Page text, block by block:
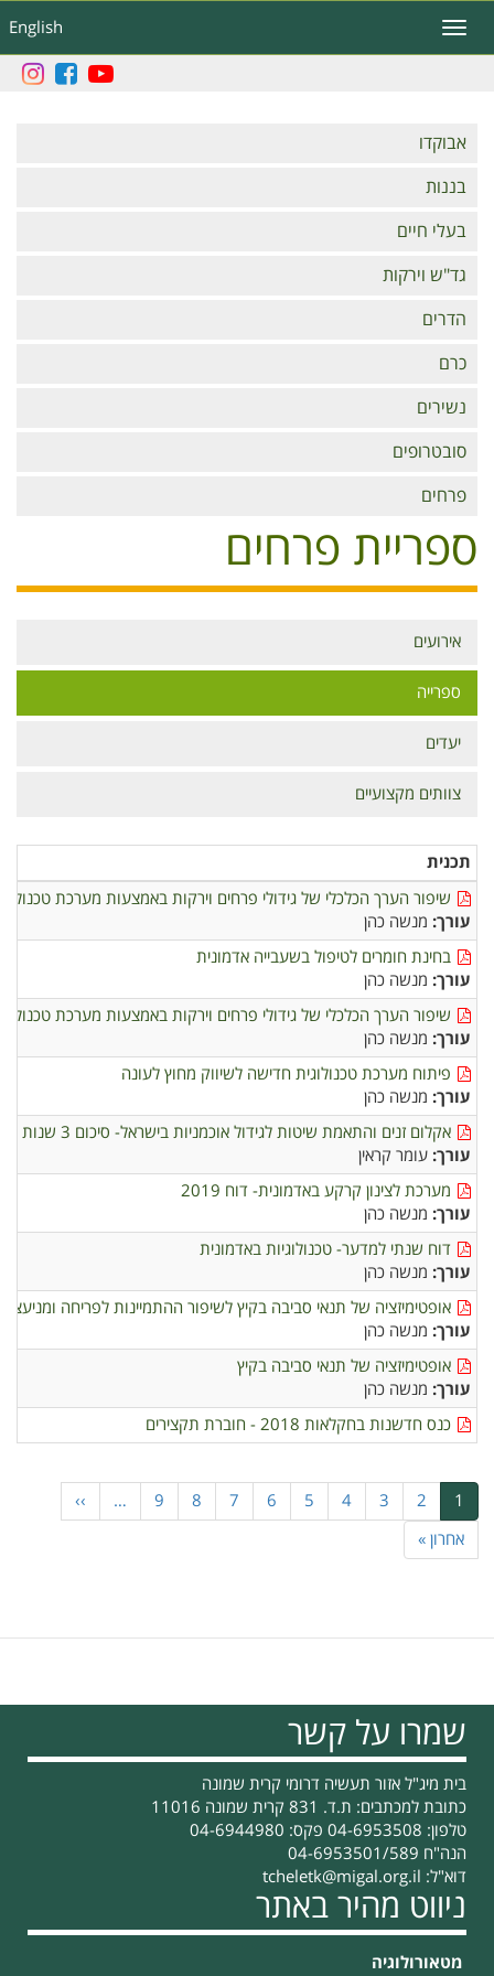
לתוכן
העיקרי
English
Toggle
navigation
Branches
אבוקדו
בננות
בעלי חיים
גד"ש וירקות
הדרים
כרם
נשירים
סובטרופים
פרחים
ספריית פרחים
תפריט
פרחים
אירועים
ספרייה
יעדים
צוותים מקצועיים
תכנית
שיפור הערך הכלכלי של גידולי פרחים וירקות באמצעות מערכת
עורך: מנשה כהן
בחינת חומרים לטיפול בשעבייה אדמונית
עורך: מנשה כהן
שיפור הערך הכלכלי של גידולי פרחים וירקות באמצעות מערכת
עורך: מנשה כהן
פיתוח מערכת טכנולוגית חדישה לשיווק מחוץ לעונה
עורך: מנשה כהן
אקלום זנים והתאמת שיטות לגידול אוכמניות בישראל- סיכום 3 שנות מחקר
עורך: עומר קראין
מערכת לצינון קרקע באדמונית- דוח 2019
עורך: מנשה כהן
דוח שנתי למדער- טכנולוגיות באדמונית
עורך: מנשה כהן
אופטימיזציה של תנאי סביבה בקיץ לשיפור ההתמיינות לפריחה
עורך: מנשה כהן
אופטימיזציה של תנאי סביבה בקיץ
עורך: מנשה כהן
כנס חדשנות בחקלאות 2018 - חוברת תקצירים
דפדוף
דף
נוכחי
1 דף
2 דף
3 דף
4 דף
5 דף
6 דף
7 דף
8 דף
9
…
הדף
הבא
››
הדף
האחרון
אחרון »
שמרו על קשר
בית מיג"ל אזור תעשיה דרומי קרית שמונה
כתובת למכתבים: ת.ד. 831 קרית שמונה 11016
טלפון: 04-6953508 פקס: 04-6944980
הנה"ח 04-6953501/589
דוא"ל: tcheletk@migal.org.il
ניווט מהיר באתר
מטאורולוגיה